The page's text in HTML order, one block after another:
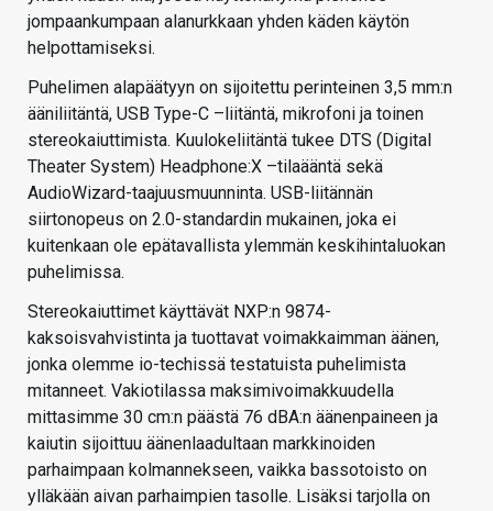
jompaankumpaan alanurkkaan yhden käden käytön
helpottamiseksi.
Puhelimen alapäätyyn on sijoitettu perinteinen 3,5 mm:n
ääniliitäntä, USB Type-C –liitäntä, mikrofoni ja toinen
stereokaiuttimista. Kuulokeliitäntä tukee DTS (Digital
Theater System) Headphone:X –tilaääntä sekä
AudioWizard-taajuusmuunninta. USB-liitännän
siirtonopeus on 2.0-standardin mukainen, joka ei
kuitenkaan ole epätavallista ylemmän keskihintaluokan
puhelimissa.
Stereokaiuttimet käyttävät NXP:n 9874-
kaksoisvahvistinta ja tuottavat voimakkaimman äänen,
jonka olemme io-techissä testatuista puhelimista
mitanneet. Vakiotilassa maksimivoimakkuudella
mittasimme 30 cm:n päästä 76 dBA:n äänenpaineen ja
kaiutin sijoittuu äänenlaadultaan markkinoiden
parhaimpaan kolmannekseen, vaikka bassotoisto on
ylläkään aivan parhaimpien tasolle. Lisäksi tarjolla on